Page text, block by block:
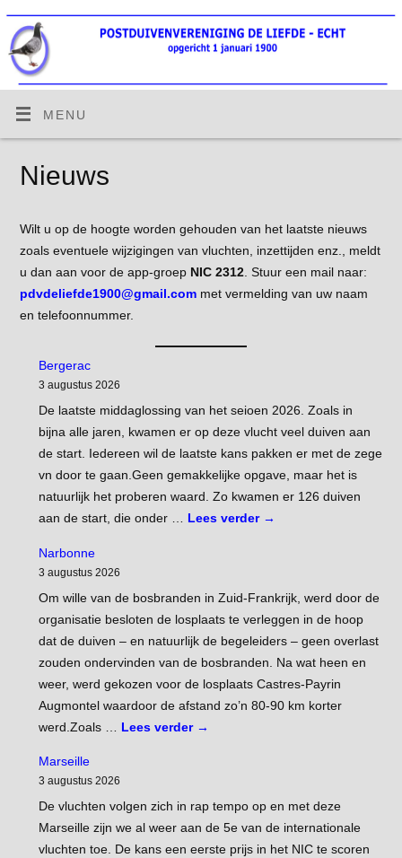
MENU
Nieuws
Wilt u op de hoogte worden gehouden van het laatste nieuws
zoals eventuele wijzigingen van vluchten, inzettijden enz., meldt
u dan aan voor de app-groep NIC 2312. Stuur een mail naar:
pdvdeliefde1900@gmail.com met vermelding van uw naam
en telefoonnummer.
Bergerac
3 augustus 2026
De laatste middaglossing van het seioen 2026. Zoals in
bijna alle jaren, kwamen er op deze vlucht veel duiven aan
de start. Iedereen wil de laatste kans pakken er met de zege
vn door te gaan.Geen gemakkelijke opgave, maar het is
natuurlijk het proberen waard. Zo kwamen er 126 duiven
aan de start, die onder … Lees verder →
Narbonne
3 augustus 2026
Om wille van de bosbranden in Zuid-Frankrijk, werd door de
organisatie besloten de losplaats te verleggen in de hoop
dat de duiven – en natuurlijk de begeleiders – geen overlast
zouden ondervinden van de bosbranden. Na wat heen en
weer, werd gekozen voor de losplaats Castres-Payrin
Augmontel waardoor de afstand zo’n 80-90 km korter
werd.Zoals … Lees verder →
Marseille
3 augustus 2026
De vluchten volgen zich in rap tempo op en met deze
Marseille zijn we al weer aan de 5e van de internationale
vluchten toe. De kans een eerste prijs in het NIC te scoren